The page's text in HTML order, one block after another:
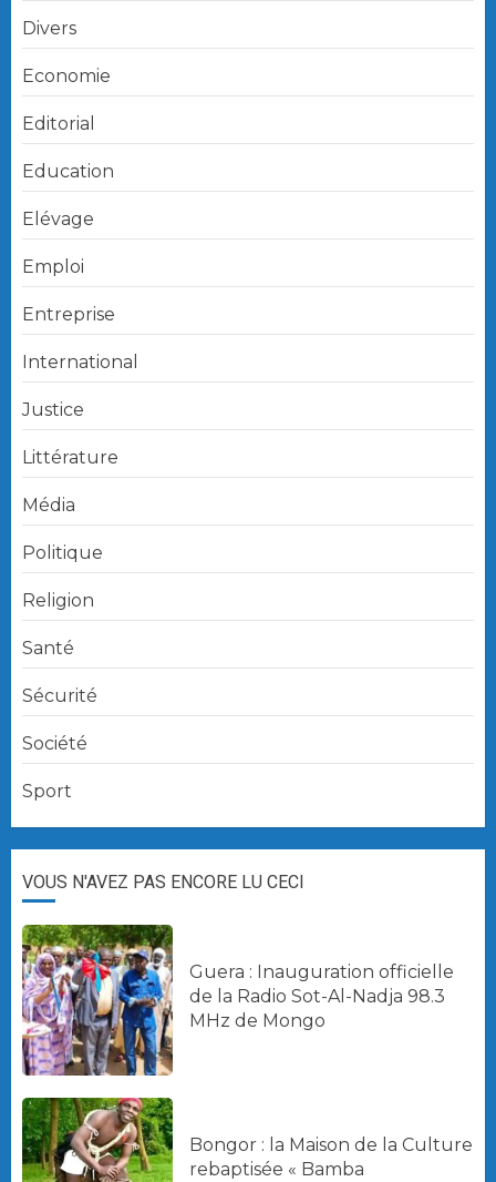
Divers
Economie
Editorial
Education
Elévage
Emploi
Entreprise
International
Justice
Littérature
Média
Politique
Religion
Santé
Sécurité
Société
Sport
VOUS N'AVEZ PAS ENCORE LU CECI
Guera : Inauguration officielle
de la Radio Sot-Al-Nadja 98.3
MHz de Mongo
Bongor : la Maison de la Culture
rebaptisée « Bamba